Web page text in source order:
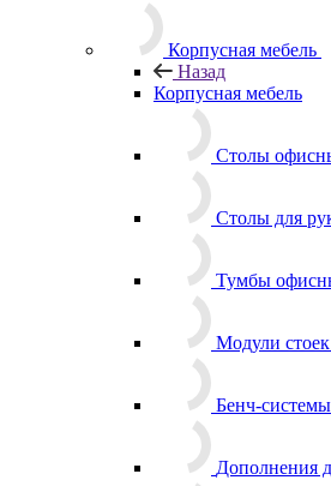
Корпусная мебель
Назад
Корпусная мебель
Столы
Столы для
Тумбы
Модули
Бенч-системы
Дополнения